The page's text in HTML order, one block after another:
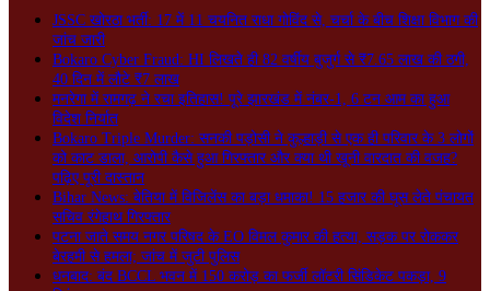
JSSC खोरठा भर्ती: 17 में 11 चयनित राधा गोविंद से, चर्चा के बीच शिक्षा विभाग की
जांच जारी
Bokaro Cyber Fraud: HI लिखते ही 82 वर्षीय बुजुर्ग से ₹7.65 लाख की ठगी,
40 दिन में लौटे ₹7 लाख
मनरेगा में रामगढ़ ने रचा इतिहास! पूरे झारखंड में नंबर-1, 6 टन आम का हुआ
विदेश निर्यात
Bokaro Triple Murder: सनकी पड़ोसी ने कुल्हाड़ी से एक ही परिवार के 3 लोगों
को काट डाला, आरोपी कैसे हुआ गिरफ्तार और क्या थी खूनी वारदात की वजह?
पढ़िए पूरी दास्तान
Bihar News: बेतिया में विजिलेंस का बड़ा धमाका! 15 हजार की घूस लेते पंचायत
सचिव रंगेहाथ गिरफ्तार
पटना जाते समय नगर परिषद के EO विमल कुमार की हत्या, सड़क पर रोककर
बेरहमी से हमला; जांच में जुटी पुलिस
धनबाद: बंद BCCL भवन में 150 करोड़ का फर्जी लॉटरी सिंडिकेट पकड़ा, 9